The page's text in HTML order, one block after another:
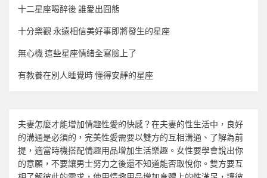
十二星座喝醉後 誰愛出囧態
十分樂觀 永遠相信美好事即將發生的星座
無心機 這些星座情緒全寫臉上了
有教養在別人睡覺時 懂得安靜的星座
夫妻怎麼才能增加情趣性愛的快感？在夫妻的性生活中，良好
的溝通是必須的，完美性愛需要以雙方的互相溝通、了解為前
提，適當時機搭配情趣用品增加生活樂趣。女性要學會說出你
的意願，不要讓男士努力之後還不知道能否取悅你。雙方要互